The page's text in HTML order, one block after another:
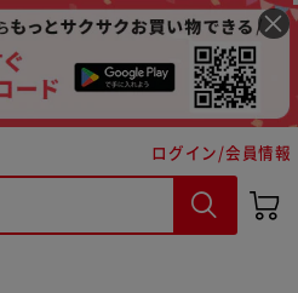
ログイン/会員情報